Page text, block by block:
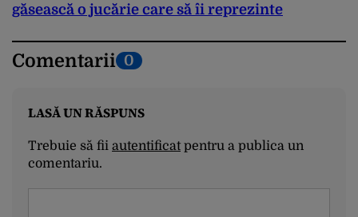
găsească o jucărie care să îi reprezinte
Comentarii 0
LASĂ UN RĂSPUNS
Trebuie să fii autentificatpentru a publica un
comentariu.